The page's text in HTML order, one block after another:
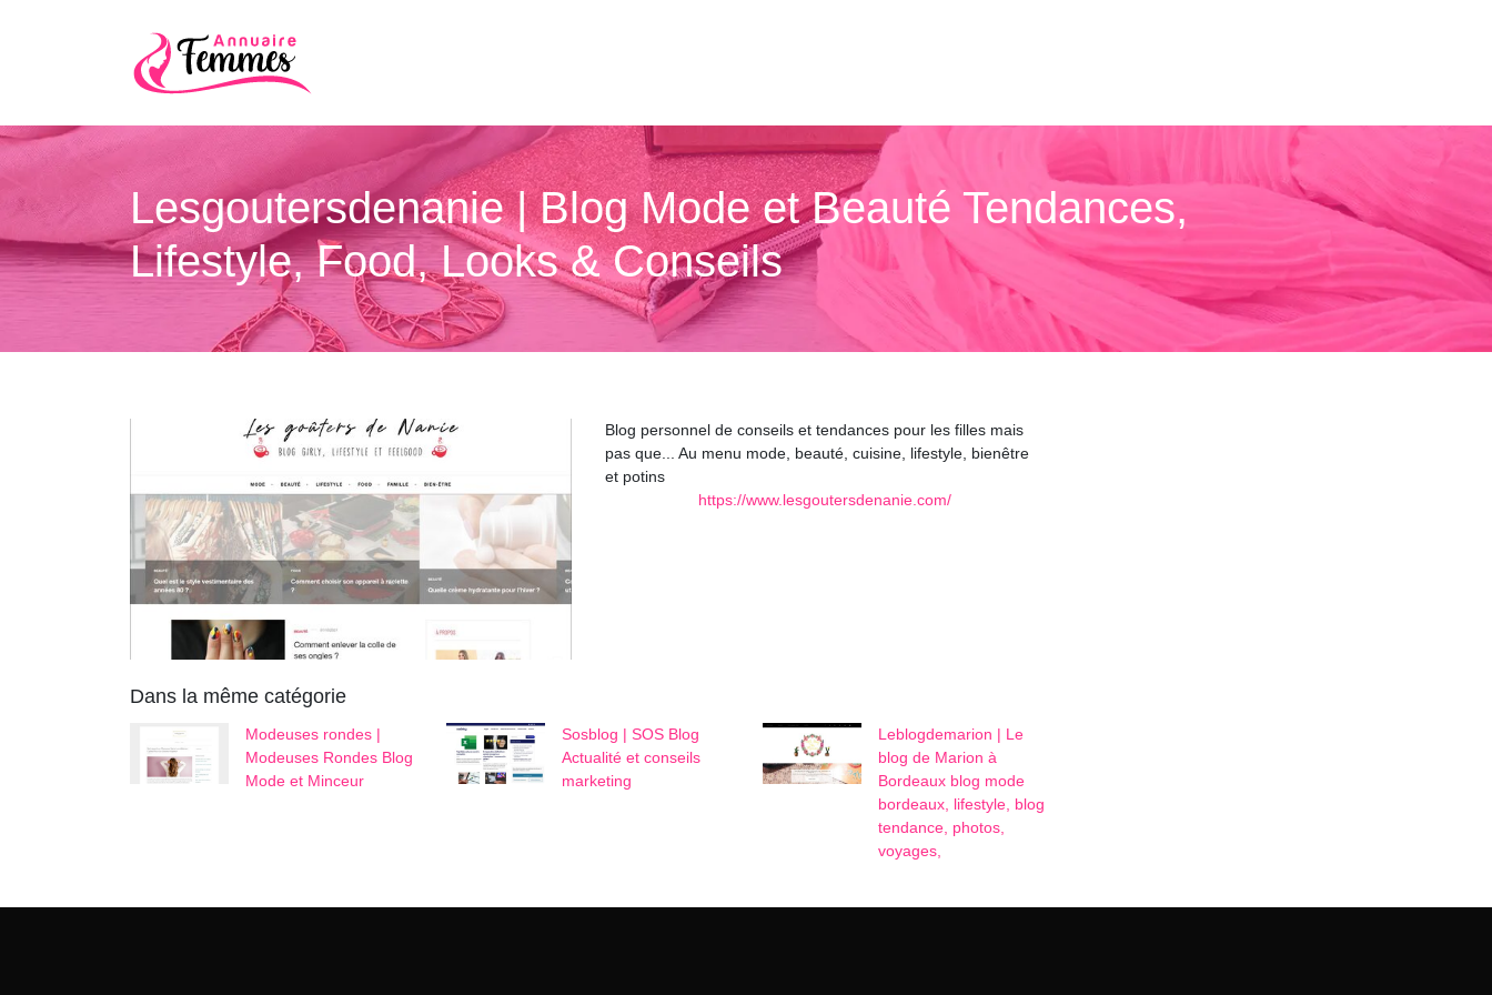
Les­goutersdena­nie | Blog Mode et Beauté Tendances,
Lifestyle, Food, Looks & Conseils
Blog personnel de conseils et tendances pour les filles mais
pas que... Au menu mode, beauté, cuisine, lifestyle, bienêtre
et potins
https://www.lesgoutersdenanie.com/
Dans la même catégorie
Modeuses rondes |
Modeuses Rondes Blog
Mode et Minceur
Sosblog | SOS Blog
Actualité et conseils
marketing
Leb­log­dema­rion | Le
blog de Marion à
Bordeaux blog mode
bordeaux, lifestyle, blog
tendance, photos,
voyages,